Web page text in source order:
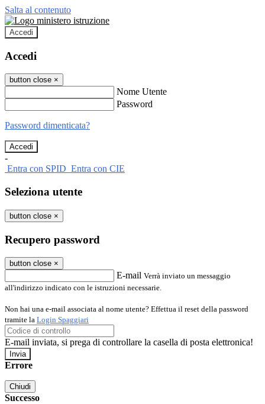
Salta al contenuto
Accedi
Accedi
button close ×
Nome Utente
Password
Password dimenticata?
-
Entra con SPID Entra con CIE
Seleziona utente
button close ×
Recupero password
button close ×
E-mail Verrà inviato un messaggio
all'indirizzo indicato con le istruzioni necessarie.
Non hai una e-mail associata al nome utente? Effettua il reset della password
tramite la Login Spaggiari
E-mail inviata, si prega di controllare la casella di posta elettronica!
Errore
Chiudi
Successo